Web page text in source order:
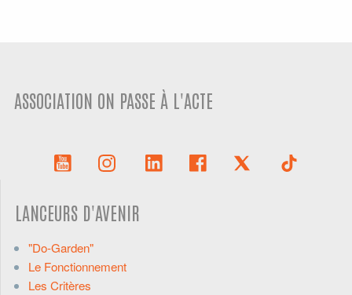
ASSOCIATION ON PASSE À L'ACTE
LANCEURS D'AVENIR
"Do-Garden"
Le Fonctionnement
Les Critères